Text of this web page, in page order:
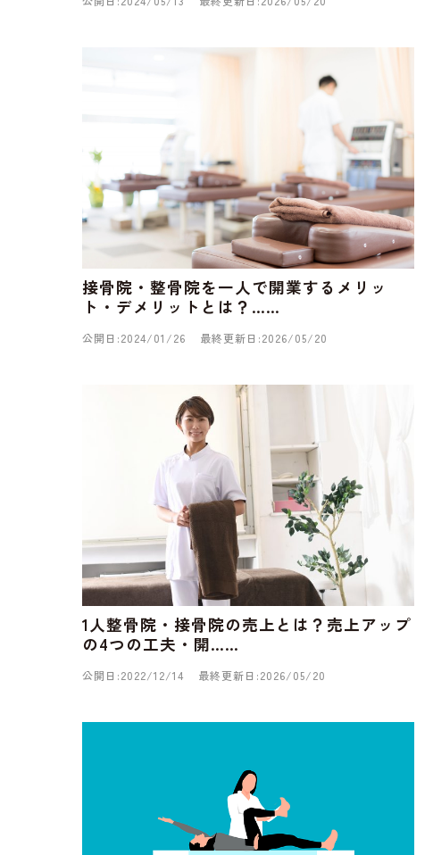
接骨院・整骨院を一人で開業するメリッ
ト・デメリットとは？……
公開日:2024/01/26 最終更新日:2026/05/20
1人整骨院・接骨院の売上とは？売上アップ
の4つの工夫・開……
公開日:2022/12/14 最終更新日:2026/05/20